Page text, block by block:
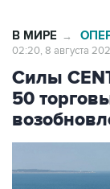
В МИРЕ →
02:20, 8 августа
Силы
50